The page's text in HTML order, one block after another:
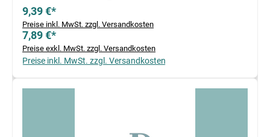
9,39 €*
Preise inkl. MwSt. zzgl. Versandkosten
7,89 €*
Preise exkl. MwSt. zzgl. Versandkosten
Preise inkl. MwSt. zzgl. Versandkosten